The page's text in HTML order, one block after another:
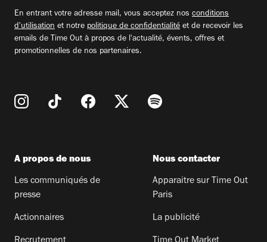
En entrant votre adresse mail, vous acceptez nos conditions
d'utilisation et notre politique de confidentialité et de recevoir les
emails de Time Out à propos de l'actualité, évents, offres et
promotionnelles de nos partenaires.
A propos de nous
Les communiqués de
presse
Actionnaires
Nous contacter
Apparaitre sur Time Out
Paris
La publicité